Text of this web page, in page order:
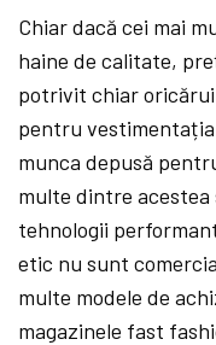
Chiar dacă cei mai
haine de calitate,
potrivit chiar
pentru
munca depusă
multe dintre
tehnologii
etic nu sunt
multe modele de
magazinele fast